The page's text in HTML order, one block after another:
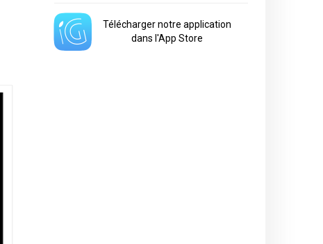
Télécharger notre application
dans l'App Store